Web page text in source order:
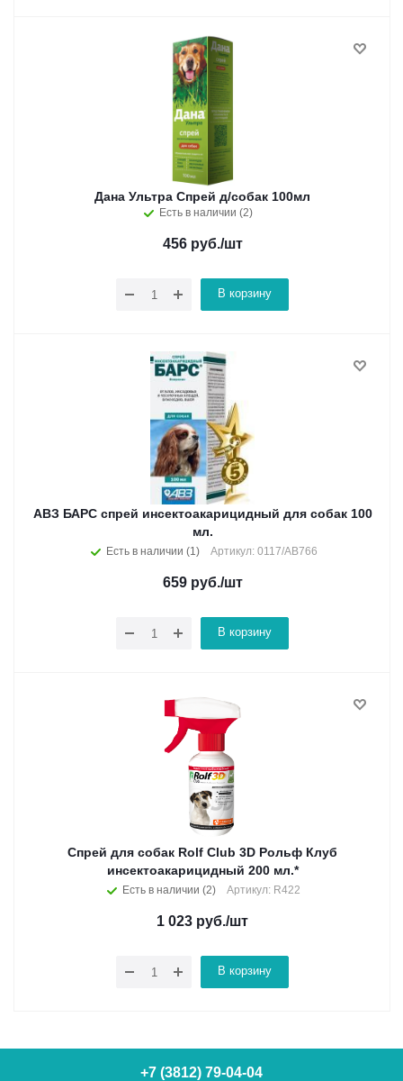
Дана Ультра Спрей д/собак 100мл
Есть в наличии (2)
456руб./шт
В корзину
АВЗ БАРС спрей инсектоакарицидный для собак 100
мл.
Есть в наличии (1) Артикул: 0117/АВ766
659руб./шт
В корзину
Спрей для собак Rolf Club 3D Рольф Клуб
инсектоакарицидный 200 мл.*
Есть в наличии (2) Артикул: R422
1 023 руб./шт
В корзину
+7 (3812) 79-04-04